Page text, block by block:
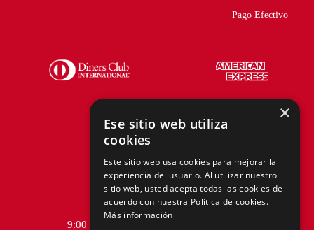
Pago Efectivo
hola@tiendasadams.com.pe
9:00 a.m. a 6:00 p.m. de Lunes a Viernes
×
Ese sitio web utiliza
cookies
Este sitio web usa cookies para mejorar la
experiencia del usuario. Al utilizar nuestro
sitio web, usted acepta todas las cookies de
acuerdo con nuestra Política de cookies.
Más información